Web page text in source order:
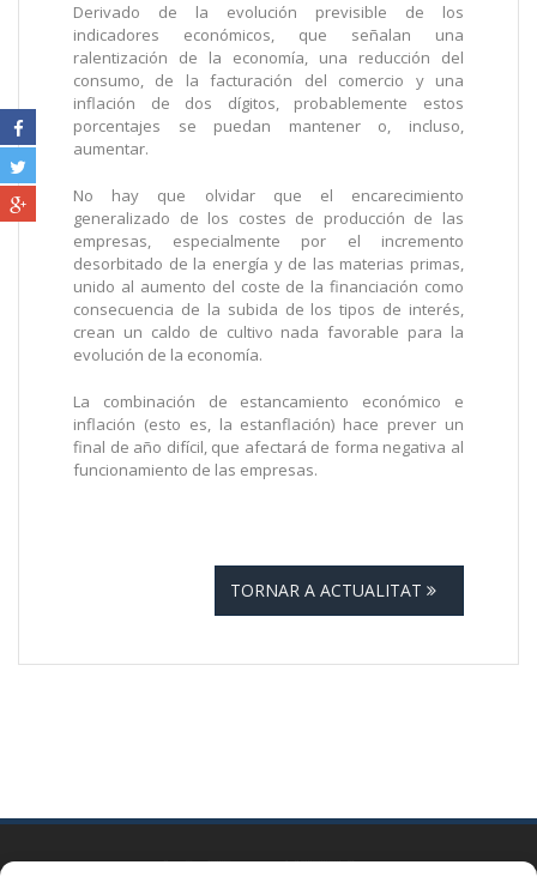
Derivado de la evolución previsible de los
indicadores económicos, que señalan una
ralentización de la economía, una reducción del
consumo, de la facturación del comercio y una
inflación de dos dígitos, probablemente estos
porcentajes se puedan mantener o, incluso,
aumentar.
No hay que olvidar que el encarecimiento
generalizado de los costes de producción de las
empresas, especialmente por el incremento
desorbitado de la energía y de las materias primas,
unido al aumento del coste de la financiación como
consecuencia de la subida de los tipos de interés,
crean un caldo de cultivo nada favorable para la
evolución de la economía.
La combinación de estancamiento económico e
inflación (esto es, la estanflación) hace prever un
final de año difícil, que afectará de forma negativa al
funcionamiento de las empresas.
TORNAR A ACTUALITAT